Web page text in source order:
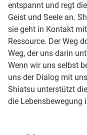
entspannt und regt
Geist und Seele an.
sie geht in Kontakt
Ressource. Der Weg
Weg, der uns darin
Wenn wir uns selbst
uns der Dialog mit
Shiatsu unterstützt
die Lebensbewegung